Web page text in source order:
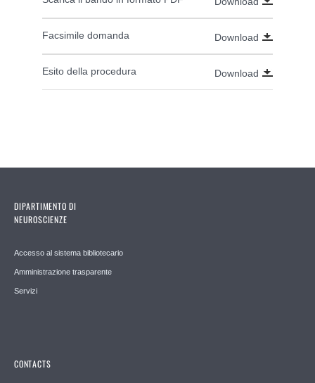
Facsimile domanda Download
Esito della procedura Download
DIPARTIMENTO DI
NEUROSCIENZE
Accesso al sistema bibliotecario
Amministrazione trasparente
Servizi
CONTACTS